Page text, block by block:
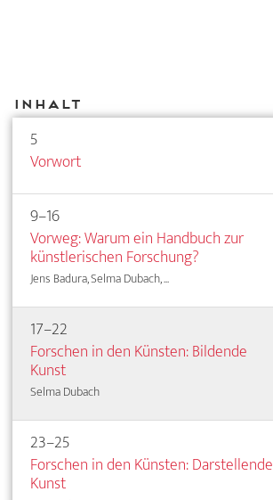
Inhalt
5
Vorwort
9–16
Vorweg: Warum ein Handbuch zur
künstlerischen Forschung?
Jens Badura, Selma Dubach, ...
17–22
Forschen in den Künsten: Bildende
Kunst
Selma Dubach
23–25
Forschen in den Künsten: Darstellende
Kunst